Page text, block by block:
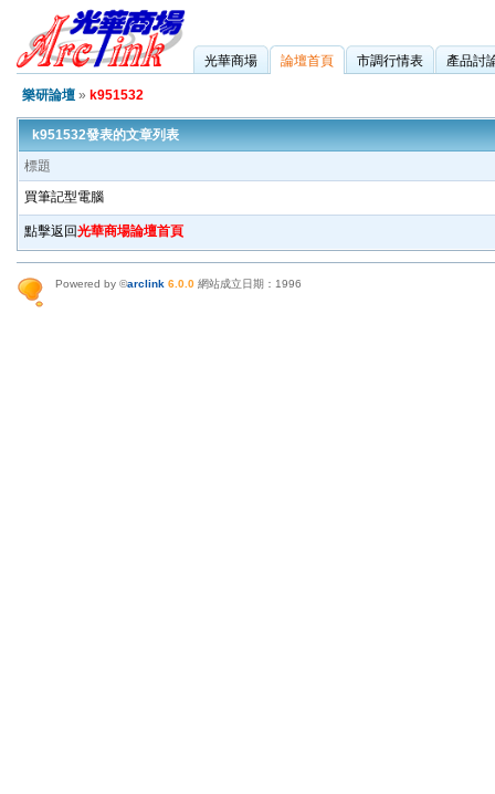
光華商場 論壇首頁 市調行情表 產品討
樂研論壇 » k951532
k951532發表的文章列表
標題
買筆記型電腦
點擊返回光華商場論壇首頁
Powered by ©arclink 6.0.0 網站成立日期：1996